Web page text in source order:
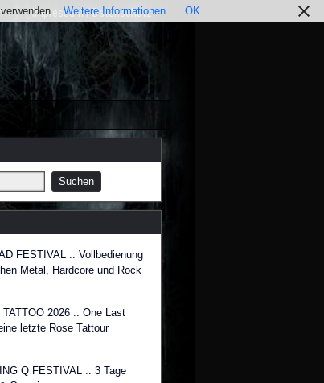
Impressum / Datenschutz
FESTIVAL :: Vollbedienung
Metal, Hardcore und Rock
TATTOO 2026 :: One Last
letzte Rose Tattour
Q FESTIVAL :: 3 Tage
Weitere Informationen OK